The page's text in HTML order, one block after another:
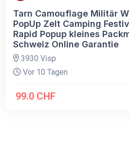
Tarn Camouflage Militär
PopUp Zelt Camping
Rapid Popup kleines
Schweiz Online Garantie
3930 Visp
Vor 10 Tagen
99.0 CHF